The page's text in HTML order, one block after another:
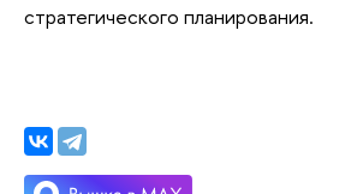
стратегического планирования.